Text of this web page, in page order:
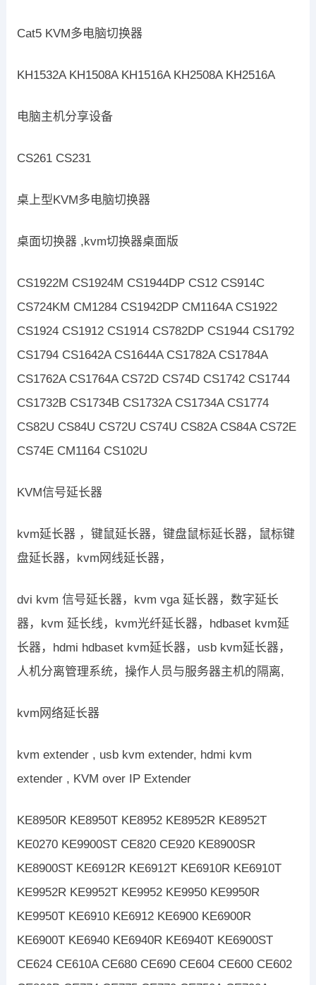
Cat5 KVM多电脑切换器
KH1532A KH1508A KH1516A KH2508A KH2516A
电脑主机分享设备
CS261 CS231
桌上型KVM多电脑切换器
桌面切换器 ,kvm切换器桌面版
CS1922M CS1924M CS1944DP CS12 CS914C
CS724KM CM1284 CS1942DP CM1164A CS1922
CS1924 CS1912 CS1914 CS782DP CS1944 CS1792
CS1794 CS1642A CS1644A CS1782A CS1784A
CS1762A CS1764A CS72D CS74D CS1742 CS1744
CS1732B CS1734B CS1732A CS1734A CS1774
CS82U CS84U CS72U CS74U CS82A CS84A CS72E
CS74E CM1164 CS102U
KVM信号延长器
kvm延长器 ，键鼠延长器，键盘鼠标延长器，鼠标键
盘延长器，kvm网线延长器，
dvi kvm 信号延长器，kvm vga 延长器，数字延长
器，kvm 延长线，kvm光纤延长器，hdbaset kvm延
长器，hdmi hdbaset kvm延长器，usb kvm延长器，
人机分离管理系统，操作人员与服务器主机的隔离,
kvm网络延长器
kvm extender , usb kvm extender, hdmi kvm
extender , KVM over IP Extender
KE8950R KE8950T KE8952 KE8952R KE8952T
KE0270 KE9900ST CE820 CE920 KE8900SR
KE8900ST KE6912R KE6912T KE6910R KE6910T
KE9952R KE9952T KE9952 KE9950 KE9950R
KE9950T KE6910 KE6912 KE6900 KE6900R
KE6900T KE6940 KE6940R KE6940T KE6900ST
CE624 CE610A CE680 CE690 CE604 CE600 CE602